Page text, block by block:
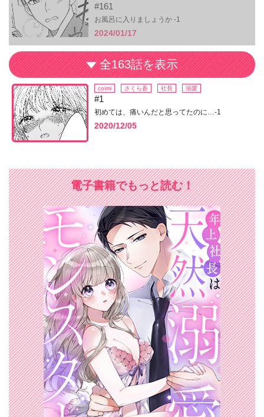
#161
お風呂に入りましょうか -1
2024/01/17
全163話を表示
coimi さくら蒼 社長 溺愛
#1
初めては、痛いんだと思ってたのに…-1
2020/12/05
電子書籍でもっと読む！